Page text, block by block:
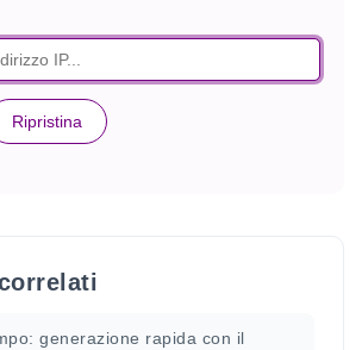
Ripristina
generazione rapida con il